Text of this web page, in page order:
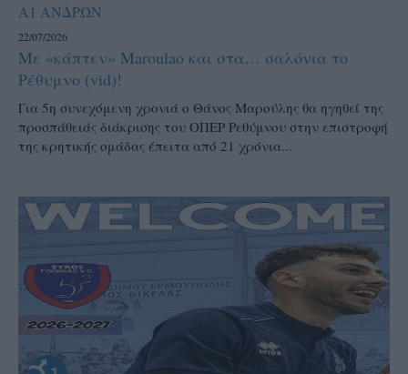
Α1 ΑΝΔΡΩΝ
22/07/2026
Με «κάπτεν» Maroulao και στα… σαλόνια το
Ρέθυμνο (vid)!
Για 5η συνεχόμενη χρονιά ο Θάνος Μαρούλης θα ηγηθεί της
προσπάθειάς διάκρισης του ΟΠΕΡ Ρεθύμνου στην επιστροφή
της κρητικής ομάδας έπειτα από 21 χρόνια...